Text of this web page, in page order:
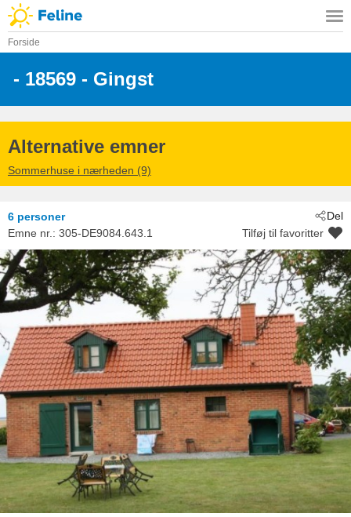
Forside
- 18569 - Gingst
Alternative emner
Sommerhuse i nærheden (9)
Del
6 personer
Emne nr.: 305-DE9084.643.1 Tilføj til favoritter